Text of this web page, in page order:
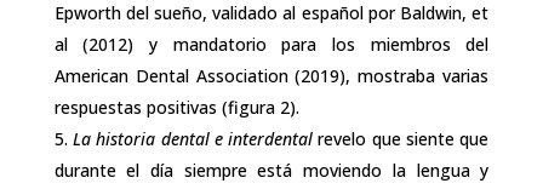
Epworth del sueño, validado al español por Baldwin, et
al (2012) y mandatorio para los miembros del
American Dental Association (2019), mostraba varias
respuestas positivas (figura 2).
La historia dental e interdental revelo que siente que
durante el día siempre está moviendo la lengua y